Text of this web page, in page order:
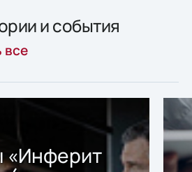
и события
все
«Инферит